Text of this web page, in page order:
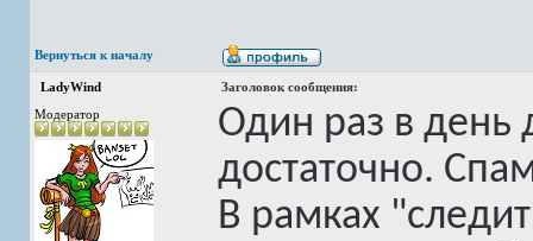
Вернуться к началу
LadyWind
Заголовок сообщения:
Модератор
Один раз в день
достаточно.
В рамках